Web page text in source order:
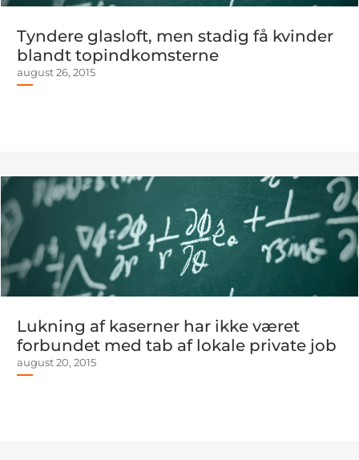
Tyndere glasloft, men stadig få kvinder
blandt topindkomsterne
august 26, 2015
Lukning af kaserner har ikke været
forbundet med tab af lokale private job
august 20, 2015